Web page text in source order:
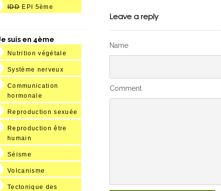
Leave a reply
Name
Comment
IDD EPI 5ème
suis en 4ème
Nutrition végétale
Système nerveux
Communication
hormonale
Reproduction sexuée
Reproduction être
humain
Séisme
Volcanisme
Tectonique des